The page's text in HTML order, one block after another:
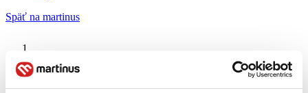
Späť na martinus
Horší než smrť